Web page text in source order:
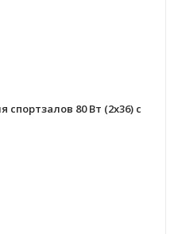
80 Вт (2х36) с